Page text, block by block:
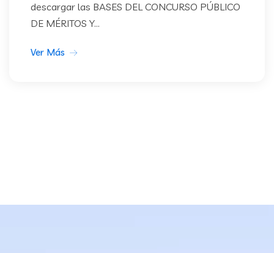
descargar las BASES DEL CONCURSO PÚBLICO
DE MÉRITOS Y...
Ver Más